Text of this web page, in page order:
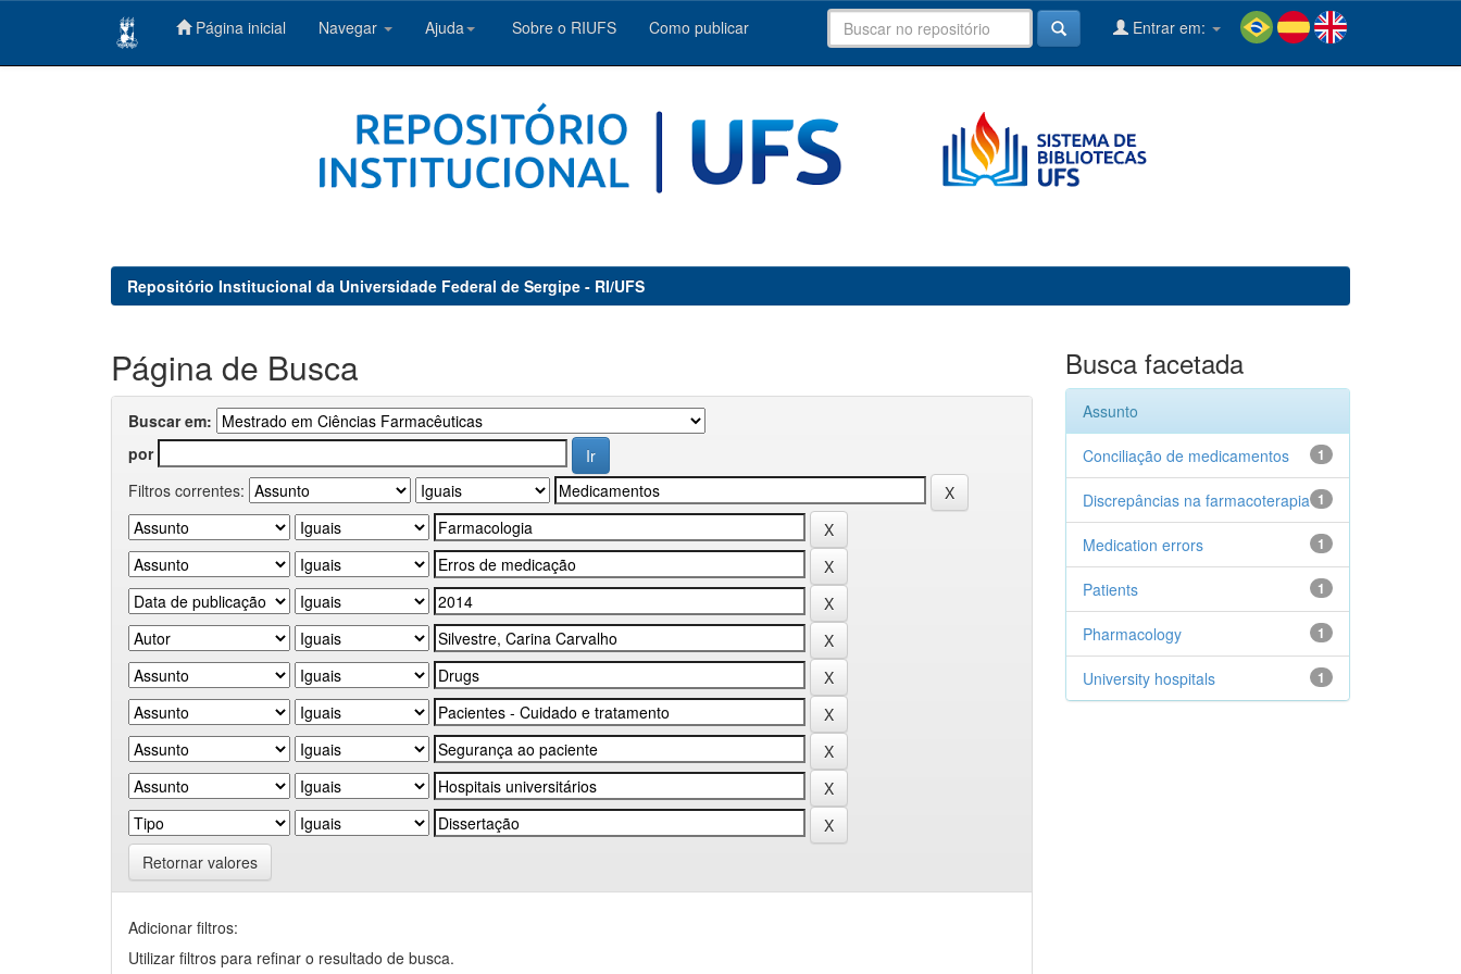
Página inicial Navegar Ajuda Sobre o RIUFS Como publicar Entrar em:
Repositório Institucional da Universidade Federal de Sergipe - RI/UFS
Página de Busca
Buscar em:
por
Filtros correntes:
Retornar valores
Adicionar filtros:
Utilizar filtros para refinar o resultado de busca.
Busca facetada
Assunto
1
Conciliação de medicamentos
1
Discrepâncias na farmacoterapia
1
Medication errors
1
Patients
1
Pharmacology
1
University hospitals